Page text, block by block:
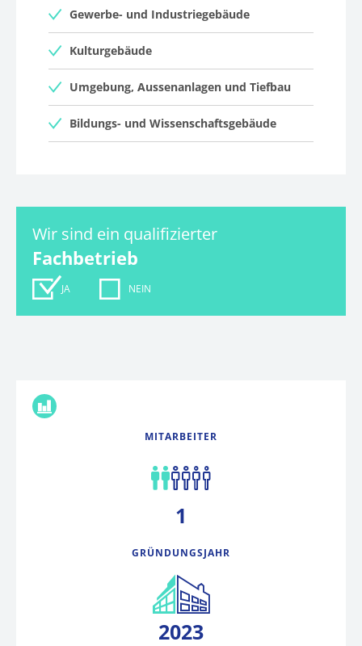
Gewerbe- und Industriegebäude
Kulturgebäude
Umgebung, Aussenanlagen und Tiefbau
Bildungs- und Wissenschaftsgebäude
Wir sind ein qualifizierter
Fachbetrieb
JA NEIN
MITARBEITER
1
GRÜNDUNGSJAHR
2023